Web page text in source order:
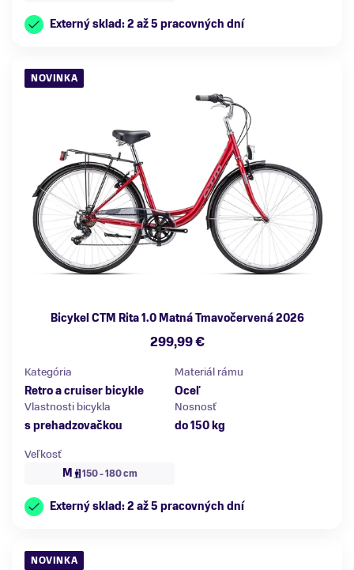
Externý sklad: 2 až 5 pracovných dní
NOVINKA
Bicykel CTM Rita 1.0 Matná Tmavočervená 2026
299,99 €
Kategória
Retro a cruiser bicykle
Materiál rámu
Oceľ
Vlastnosti bicykla
s prehadzovačkou
Nosnosť
do 150 kg
Veľkosť
M
150 - 180 cm
Externý sklad: 2 až 5 pracovných dní
NOVINKA